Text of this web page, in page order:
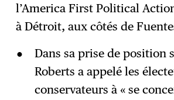
l’America First Political
à Détroit, aux côtés de
Dans sa prise de position
Roberts a appelé les
conservateurs à « se